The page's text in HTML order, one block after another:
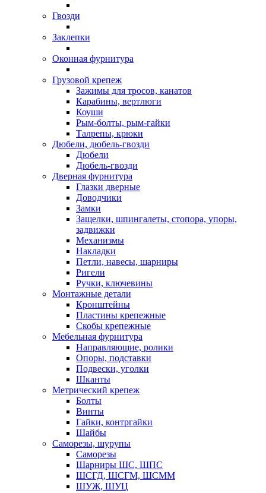
Гвозди
Заклепки
Оконная фурнитура
Грузовой крепеж
Зажимы для тросов, канатов
Карабины, вертлюги
Коуши
Рым-болты, рым-гайки
Талрепы, крюки
Дюбели, дюбель-гвозди
Дюбели
Дюбель-гвозди
Дверная фурнитура
Глазки дверные
Доводчики
Замки
Защелки, шпингалеты, стопора, упоры,
задвижки
Механизмы
Накладки
Петли, навесы, шарниры
Ригели
Ручки, ключевины
Монтажные детали
Кронштейны
Пластины крепежные
Скобы крепежные
Мебельная фурнитура
Направляющие, ролики
Опоры, подставки
Подвески, уголки
Шканты
Метрический крепеж
Болты
Винты
Гайки, контргайки
Шайбы
Саморезы, шурупы
Саморезы
Шарниры ШС, ШПС
ШСГД, ШСГМ, ШСММ
ШУЖ, ШУЦ